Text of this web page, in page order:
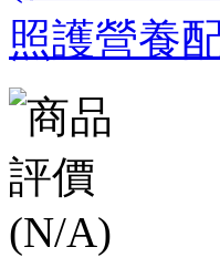
照護營養